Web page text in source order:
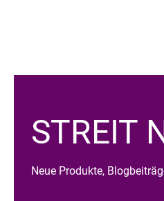
STREIT
Neue Produkte,